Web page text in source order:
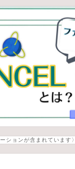
ションが含まれています〉